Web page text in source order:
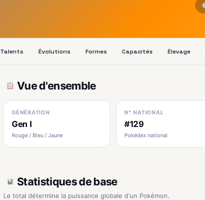
Talents Évolutions Formes Capacités Élevage
Vue d'ensemble
GÉNÉRATION
Gen I
Rouge / Bleu / Jaune
N° NATIONAL
#129
Pokédex national
Statistiques de base
Le total détermine la puissance globale d'un Pokémon.